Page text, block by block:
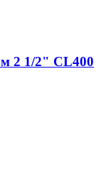
2 1/2" CL400